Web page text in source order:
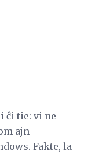
ĉi tie: vi ne
ajn
Fakte, la